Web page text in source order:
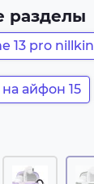
разделы
13 pro nillkin
айфон 15